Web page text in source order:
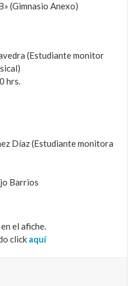
(Gimnasio Anexo)
(Estudiante monitor
hrs.
Díaz (Estudiante monitora
Barrios
el afiche.
click aquí